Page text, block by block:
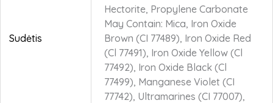
Sudėtis
Hectorite, Propylene Carbonate
May Contain: Mica, Iron Oxide
Brown (CI 77489), Iron Oxide Red
(Cl 77491), Iron Oxide Yellow (Cl
77492), Iron Oxide Black (Cl
77499), Manganese Violet (CI
77742), Ultramarines (CI 77007),